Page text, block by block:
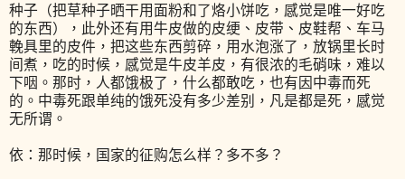
种子（把草种子晒干用面粉和了烙小饼吃，感觉是唯一好吃
的东西），此外还有用牛皮做的皮绠、皮带、皮鞋帮、车马
輓具里的皮件，把这些东西剪碎，用水泡涨了，放锅里长时
间煮，吃的时候，感觉是牛皮羊皮，有很浓的毛硝味，难以
下咽。那时，人都饿极了，什么都敢吃，也有因中毒而死
的。中毒死跟单纯的饿死没有多少差别，凡是都是死，感觉
无所谓。
依：那时候，国家的征购怎么样？多不多？